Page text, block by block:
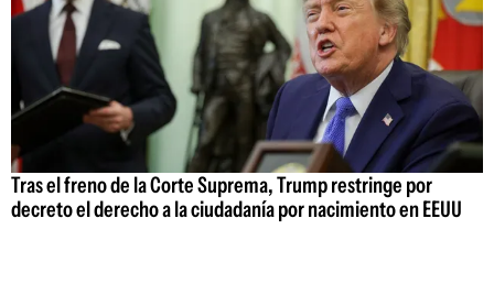
Tras el freno de la Corte Suprema, Trump restringe por
decreto el derecho a la ciudadanía por nacimiento en EEUU